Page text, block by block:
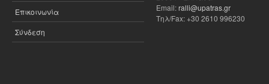
Επικοινωνία
Σύνδεση
Email:ralli@upatras.gr
Τηλ/Fax: +30 2610 996230